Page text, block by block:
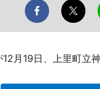
月19日、上里町立